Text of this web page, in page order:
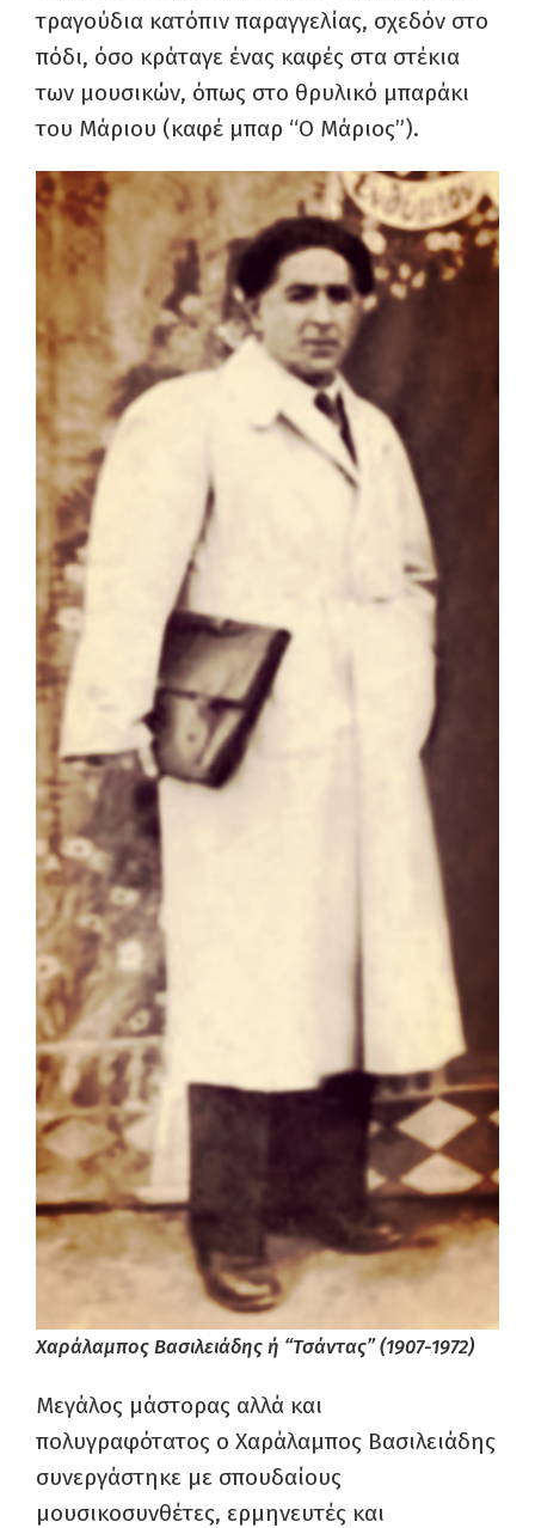
τραγούδια κατόπιν παραγγελίας, σχεδόν στο
πόδι, όσο κράταγε ένας καφές στα στέκια
των μουσικών, όπως στο θρυλικό μπαράκι
του Μάριου (καφέ μπαρ “Ο Μάριος”).
Χαράλαμπος Βασιλειάδης ή “Τσάντας” (1907-1972)
Μεγάλος μάστορας αλλά και
πολυγραφότατος ο Χαράλαμπος Βασιλειάδης
συνεργάστηκε με σπουδαίους
μουσικοσυνθέτες, ερμηνευτές και